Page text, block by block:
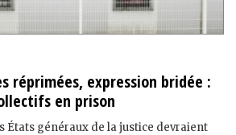
réprimées, expression bridée :
en prison
États généraux de la justice devraient